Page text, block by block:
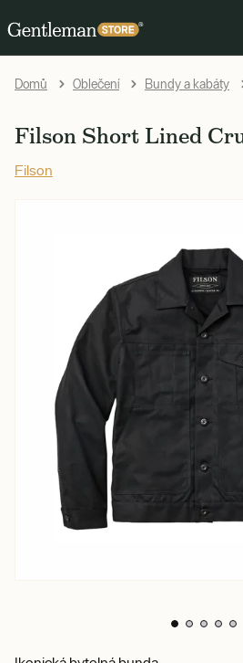
Domů Oblečení Bundy a kabáty
Filson Short Lined
Filson